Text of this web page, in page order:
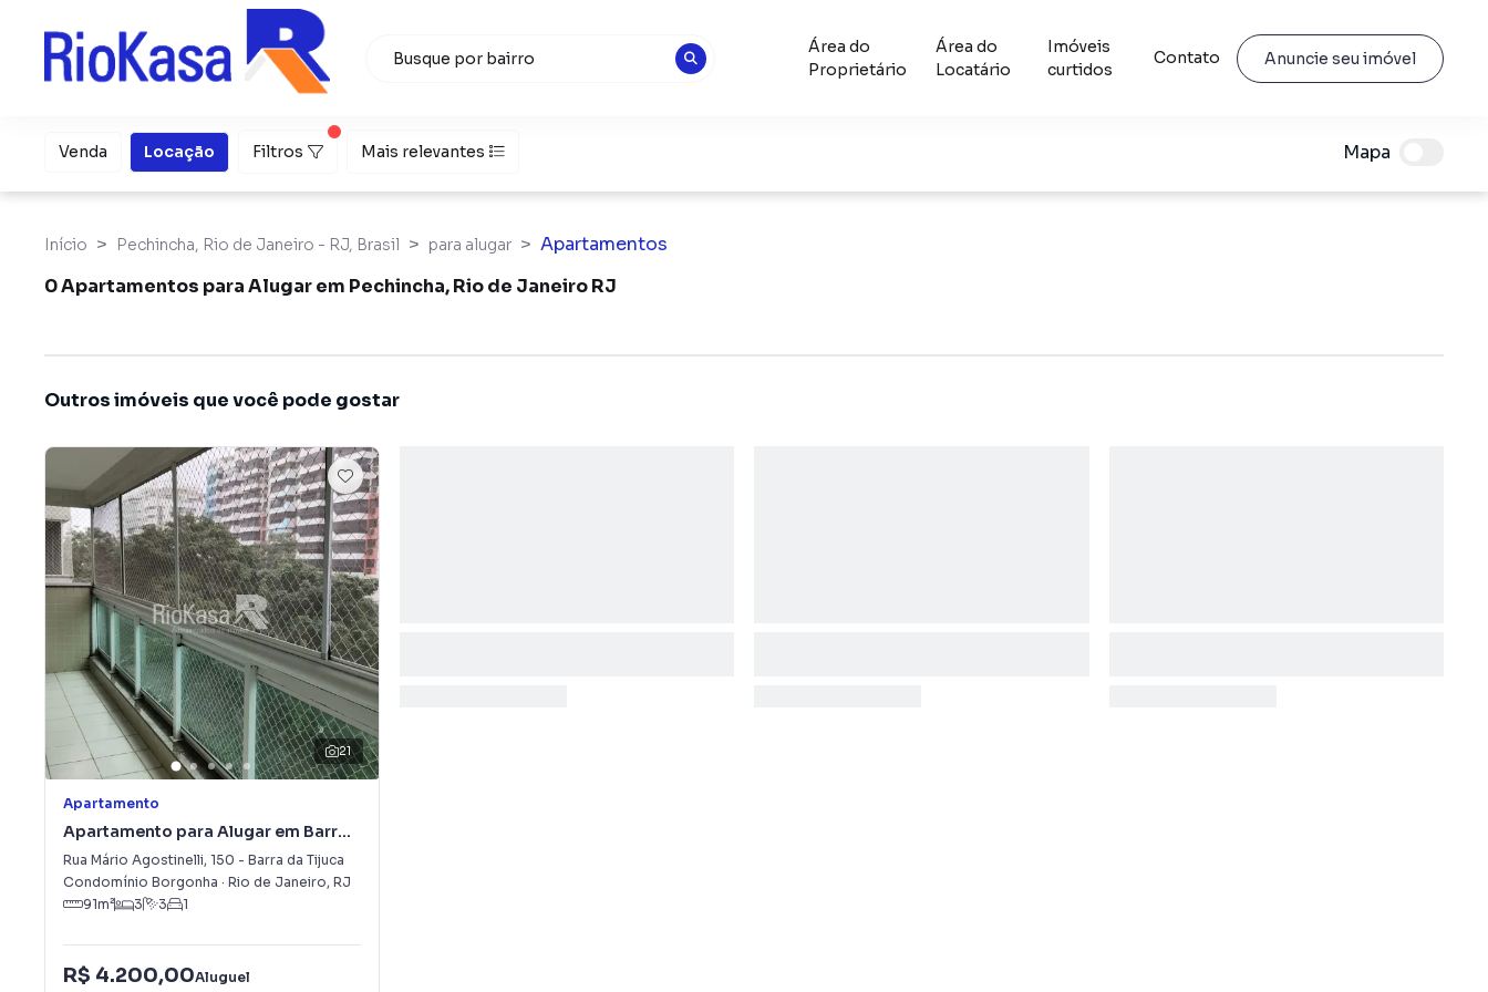
Área do
Proprietário
Área do
Locatário
Imóveis
curtidos
Contato Anuncie seu imóvel
Venda Locação Filtros Mais relevantes Mapa
Início Pechincha, Rio de Janeiro - RJ, Brasil para alugar
Apartamentos
0 Apartamentos para Alugar em Pechincha, Rio de Janeiro RJ
Outros imóveis que você pode gostar
21
Apartamento
Apartamento para Alugar em Barra
da Tijuca
Rua Mário Agostinelli, 150 - Barra da Tijuca
Condomínio Borgonha · Rio de Janeiro, RJ
91m² 3 3 1
R$ 4.200,00Aluguel